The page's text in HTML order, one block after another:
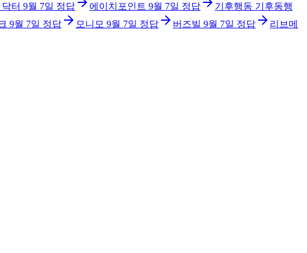
터 9월 7일 정답 에이치포인트 9월 7일 정답
기후행동 기후동행
9월 7일 정답 모니모 9월 7일 정답 버즈빌 9월 7일 정답
리브메